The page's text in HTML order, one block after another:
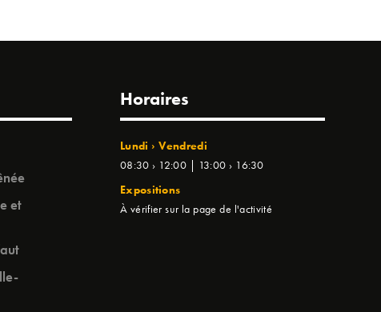
et
Horaires
Lundi › Vendredi
08:30 › 12:00 | 13:00 › 16:30
Expositions
À vérifier sur la page de l'activité